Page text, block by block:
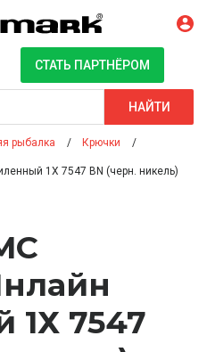
СТАТЬ ПАРТНЁРОМ
НАЙТИ
рыбалка
Крючки
1Х 7547 BN (черн. никель)
1Х 7547